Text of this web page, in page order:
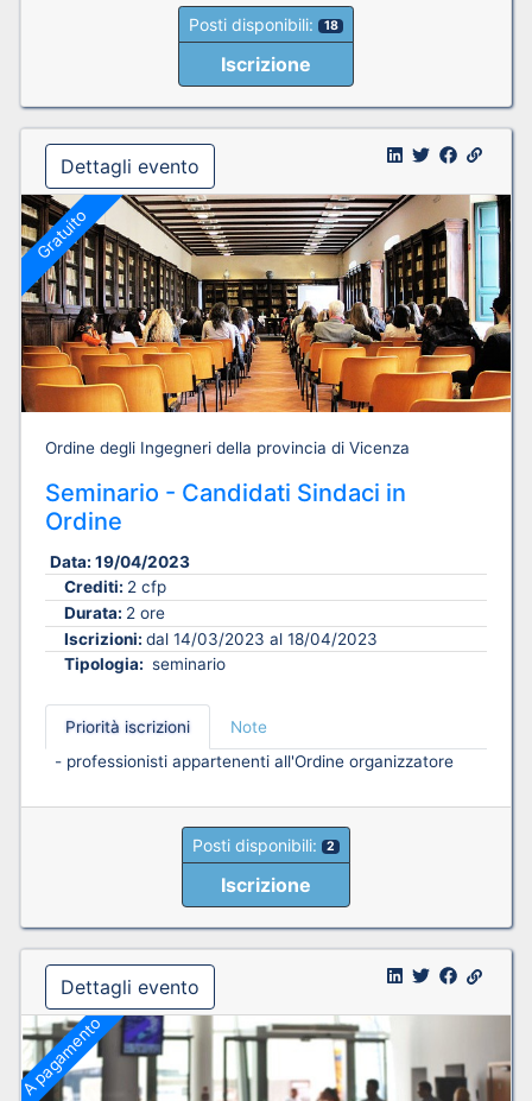
Posti disponibili: 18
Iscrizione
Dettagli evento
Gratuito
Ordine degli Ingegneri della provincia di Vicenza
Seminario - Candidati Sindaci in
Ordine
Data: 19/04/2023
Crediti: 2 cfp
Durata: 2 ore
Iscrizioni: dal 14/03/2023 al 18/04/2023
Tipologia: seminario
Priorità iscrizioni
Note
- professionisti appartenenti all'Ordine organizzatore
Posti disponibili: 2
Iscrizione
Dettagli evento
A pagamento